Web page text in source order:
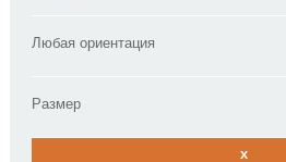
Любая ориентация
Размер
x